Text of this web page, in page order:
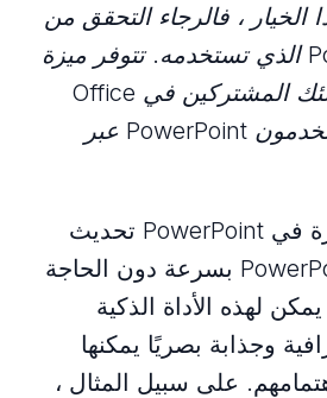
الخيار ، فالرجاء التحقق من
إصدار PowerPoint الذي تستخدمه. تتوفر ميزة
المصمم فقط لأولئك المشتركين في Office
365 أو الذين يستخدمون PowerPoint عبر
تتيح لك هذه الميزة في PowerPoint تحديث
شكل ومظهر PowerPoint بسرعة دون الحاجة
لهذه الأداة الذكية
وجذابة بصريًا يمكنها
على سبيل المثال ،